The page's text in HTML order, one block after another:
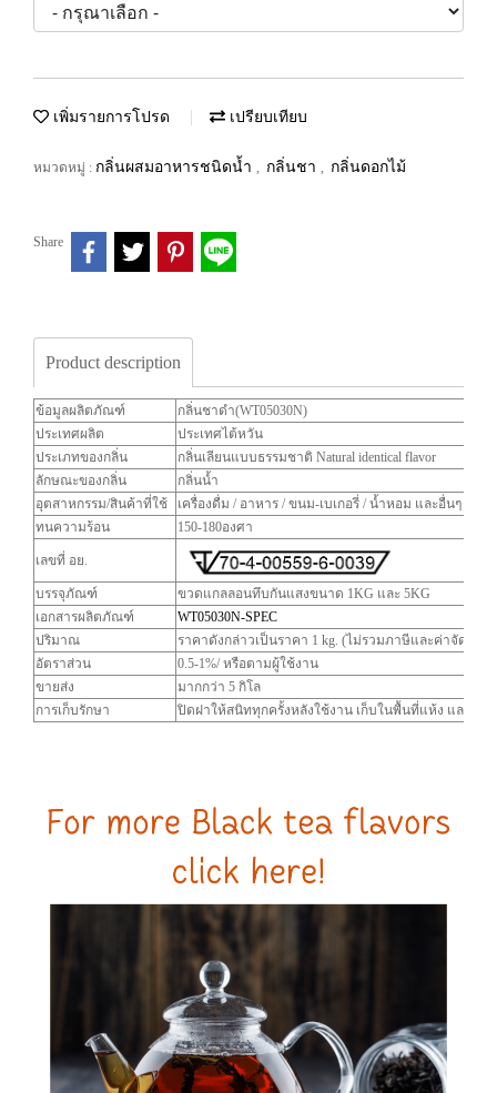
เพิ่มรายการโปรด เปรียบเทียบ
หมวดหมู่ : กลิ่นผสมอาหารชนิดน้ำ , กลิ่นชา , กลิ่นดอกไม้
Share
Product description
ข้อมูลผลิตภัณฑ์
กลิ่นชาดำ(WT05030N)
ประเทศผลิต
ประเทศไต้หวัน
ประเภทของกลิ่น
กลิ่นเลียนแบบธรรมชาติ Natural identical flavor
ลักษณะของกลิ่น
กลิ่นน้ำ
อุตสาหกรรม/สินค้าที่ใช้
เครื่องดื่ม / อาหาร / ขนม-เบเกอรี่ / น้ำหอม และอื่นๆ
ทนความร้อน
150-180องศา
เลขที่ อย.
บรรจุภัณฑ์
ขวดแกลลอนทึบกันแสงขนาด 1KG และ 5KG
เอกสารผลิตภัณฑ์
WT05030N-SPEC
ปริมาณ
ราคาดังกล่าวเป็นราคา 1 kg. (ไม่รวมภาษีและค่าจัดส่ง)
อัตราส่วน
0.5-1%/ หรือตามผู้ใช้งาน
ขายส่ง
มากกว่า 5 กิโล
การเก็บรักษา
ปิดฝาให้สนิททุกครั้งหลังใช้งาน เก็บในพื้นที่แห้ง และพ้น